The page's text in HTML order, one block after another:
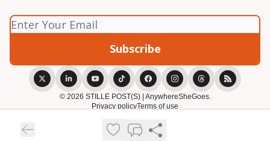
© 2026 STILLE POST(S) | AnywhereSheGoes.
Privacy policyTerms of use
Powered by beehiiv